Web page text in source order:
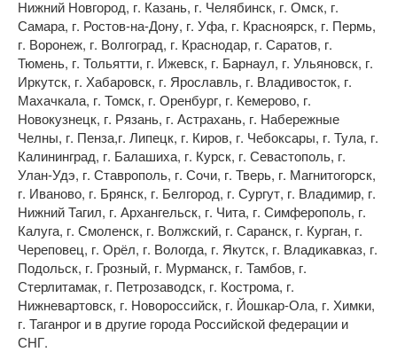
Нижний Новгород, г. Казань, г. Челябинск, г. Омск, г.
Самара, г. Ростов-на-Дону, г. Уфа, г. Красноярск, г. Пермь,
г. Воронеж, г. Волгоград, г. Краснодар, г. Саратов, г.
Тюмень, г. Тольятти, г. Ижевск, г. Барнаул, г. Ульяновск, г.
Иркутск, г. Хабаровск, г. Ярославль, г. Владивосток, г.
Махачкала, г. Томск, г. Оренбург, г. Кемерово, г.
Новокузнецк, г. Рязань, г. Астрахань, г. Набережные
Челны, г. Пенза,г. Липецк, г. Киров, г. Чебоксары, г. Тула, г.
Калининград, г. Балашиха, г. Курск, г. Севастополь, г.
Улан-Удэ, г. Ставрополь, г. Сочи, г. Тверь, г. Магнитогорск,
г. Иваново, г. Брянск, г. Белгород, г. Сургут, г. Владимир, г.
Нижний Тагил, г. Архангельск, г. Чита, г. Симферополь, г.
Калуга, г. Смоленск, г. Волжский, г. Саранск, г. Курган, г.
Череповец, г. Орёл, г. Вологда, г. Якутск, г. Владикавказ, г.
Подольск, г. Грозный, г. Мурманск, г. Тамбов, г.
Стерлитамак, г. Петрозаводск, г. Кострома, г.
Нижневартовск, г. Новороссийск, г. Йошкар-Ола, г. Химки,
г. Таганрог и в другие города Российской федерации и
СНГ.